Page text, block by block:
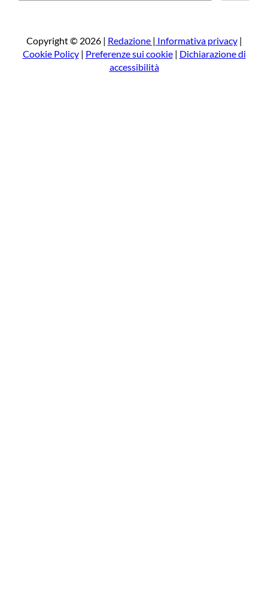
a
Copyright © 2026 | Redazione | Informativa privacy|
Cookie Policy| Preferenze sui cookie| Dichiarazione di
accessibilità